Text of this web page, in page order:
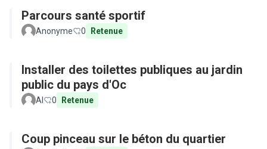
Parcours santé sportif
Anonyme 0 Retenue
Installer des toilettes publiques au jardin
public du pays d'Oc
Al 0 Retenue
Coup pinceau sur le béton du quartier